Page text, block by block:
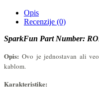
Opis
Recenzije (0)
SparkFun Part Number:
Opis: Ovo je jednostavan ali
kablom.
Karakteristike: